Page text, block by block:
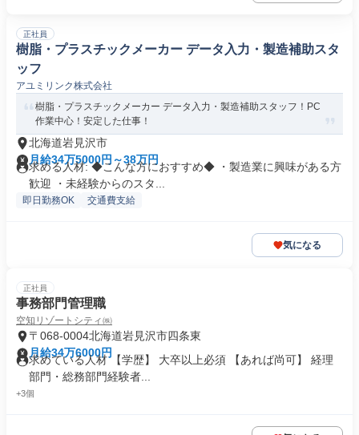
正社員
樹脂・プラスチックメーカー データ入力・製造補助スタ
ッフ
アユミリンク株式会社
樹脂・プラスチックメーカー データ入力・製造補助スタッフ！PC
作業中心！安定した仕事！
北海道岩見沢市
月給34万5000円～38万円
求める人材: ◆こんな方におすすめ◆ ・製造業に興味がある方
歓迎 ・未経験からのスタ...
即日勤務OK 交通費支給
気になる
正社員
事務部門管理職
空知リゾートシティ㈱
〒068-0004北海道岩見沢市四条東
月給34万6000円
求めている人材 【学歴】 大卒以上必須 【あれば尚可】 経理
部門・総務部門経験者...
+3個